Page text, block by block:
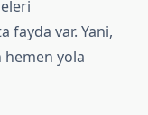
fayda var. Yani,
yola